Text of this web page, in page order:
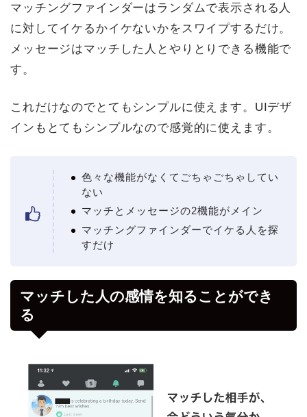
マッチングファインダーはランダムで表示される人
に対してイケるかイケないかをスワイプするだけ。
メッセージはマッチした人とやりとりできる機能で
す。
これだけなのでとてもシンプルに使えます。UIデザ
インもとてもシンプルなので感覚的に使えます。
色々な機能がなくてごちゃごちゃしてい
ない
マッチとメッセージの2機能がメイン
マッチングファインダーでイケる人を探
すだけ
マッチした人の感情を知ることができ
る